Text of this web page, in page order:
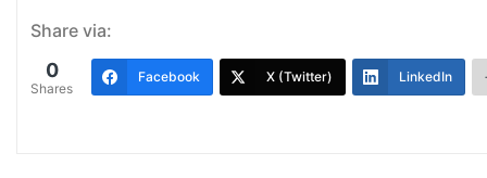
Share via:
0
Shares
Facebook X (Twitter) LinkedIn